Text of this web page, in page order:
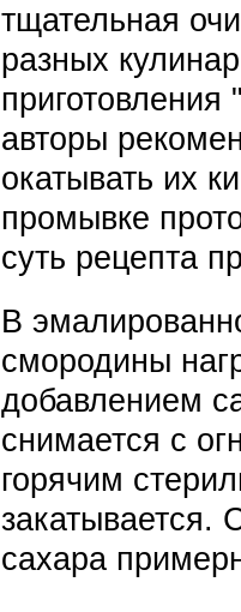
тщательная
разных
приготовления
авторы
окатывать их
промывке
суть рецепта
В
смородины
добавлением
снимается с
горячим
закатывается.
сахара